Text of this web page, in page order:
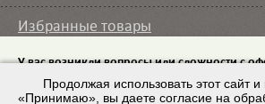
Избранные товары
Вы смотрели
© 2007 – 2026 ИП Кононов И.А. |
У вас возникли вопросы или сложности с
Пришлите на emailсписок требуемого
свяжемся.
Продолжая использовать этот сайт
«Принимаю», вы даете согласие на